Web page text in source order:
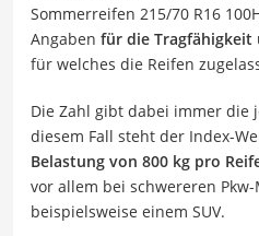
Sommerreifen 215/70 R16
Angaben für die Tragfähigkeit
für welches die Reifen
Die Zahl gibt dabei immer die
diesem Fall steht der Index-
Belastung von 800 kg pro
vor allem bei schwereren
beispielsweise einem SUV.